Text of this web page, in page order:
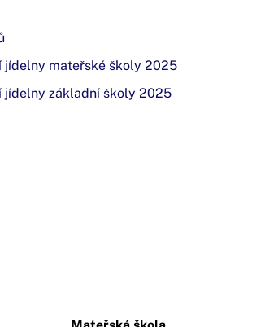
jídelny mateřské školy 2025
jídelny základní školy 2025